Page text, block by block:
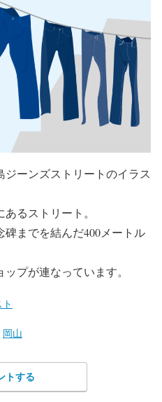
ーンズストリートのイラス
るストリート。
までを結んだ400メートル
プが連なっています。
岡山
トする